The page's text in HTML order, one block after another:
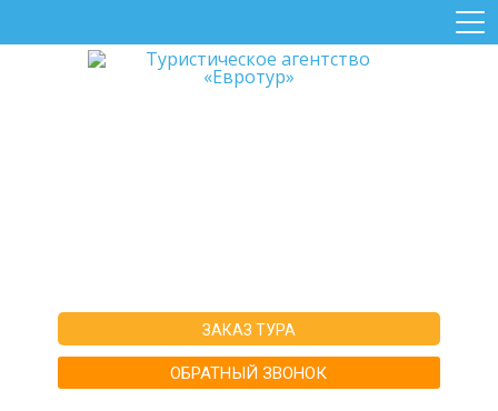
ЗАКАЗ ТУРА
ОБРАТНЫЙ ЗВОНОК